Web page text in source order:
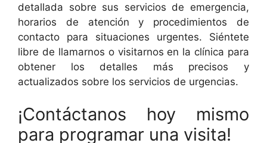
detallada sobre sus servicios de emergencia,
horarios de atención y procedimientos de
contacto para situaciones urgentes. Siéntete
libre de llamarnos o visitarnos en la clínica para
obtener los detalles más precisos y
actualizados sobre los servicios de urgencias.
¡Contáctanos hoy mismo
para programar una visita!